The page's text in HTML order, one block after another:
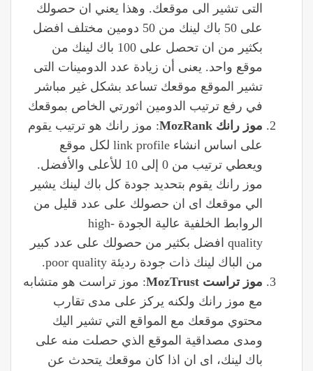
التى تشير الى موقعك. وهذا يعني ان حصولك
على 50 باك لينك من 50 دومين مختلف افضل
بكثير من ان تحصل على 100 باك لينك من
موقع واحد. يعنى أن زيادة عدد الدومينات التى
تشير الموقع موقعك تساعد بشكل غير مباشر
في رفع ترتيب الدومين اثورتي الخاص بموقعك
موز رانك MozRank
: موز رانك هو ترتيب يقوم
على اساس انشاء link profile لكل موقع
ويعطي ترتيب من 0 إلى 10 للأعلى والأفضل.
موز رانك يقوم بتحديد جودة كل باك لينك يشير
الي موقعك اى ان حصولك على عدد قليل من
الروابط الخلفية عالية الجودة high-
quality افضل بكثير من حصولك على عدد كبير
من الباك لينك ذات جودة رديئة poor quality.
موز تراست MozTrust
: موز تراست هو متشابه
مع موز رانك ولكنه يركز على مدى تقارب
محتوي موقعك مع المواقع التي تشير اليك
ومدى مصداقية الموقع الذي حصلت منه على
باك لينك، اى ان اذا كان موقعك يتحدث عن